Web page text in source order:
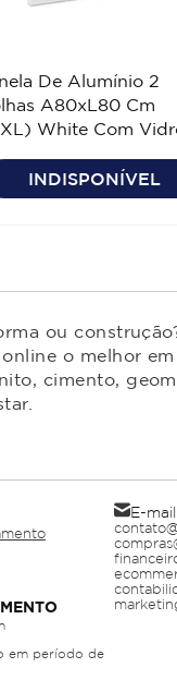
De Alumínio 2
A80xL80 Cm
White Com
INDISPONÍVEL
ou
o melhor
cimento,
em período de
E-mail